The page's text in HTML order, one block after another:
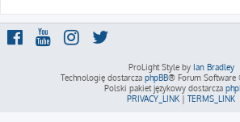
ProLight Style by Ian Bradley
Technologię dostarcza phpBB® Forum Software
Polski pakiet językowy dostarcza
PRIVACY_LINK | TERMS_LINK